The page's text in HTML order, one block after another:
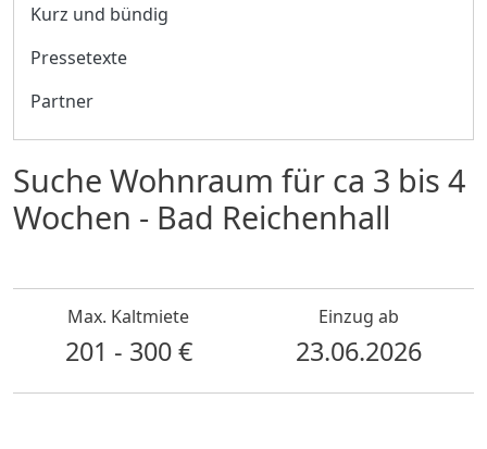
Suche Wohnraum für ca 3 bis 4
Wochen - Bad Reichenhall
Max. Kaltmiete
201 - 300 €
Einzug ab
23.06.2026
Kurz und bündig
Pressetexte
Partner